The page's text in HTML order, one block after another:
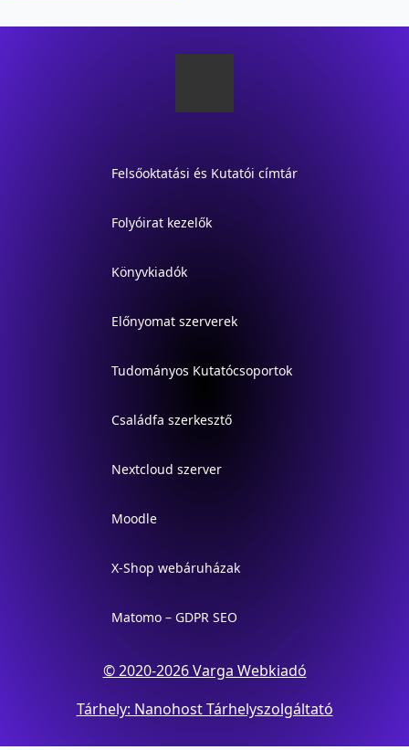
Felsőoktatási és Kutatói címtár
Folyóirat kezelők
Könyvkiadók
Előnyomat szerverek
Tudományos Kutatócsoportok
Családfa szerkesztő
Nextcloud szerver
Moodle
X-Shop webáruházak
Matomo – GDPR SEO
© 2020-2026 Varga Webkiadó
Tárhely: Nanohost Tárhelyszolgáltató